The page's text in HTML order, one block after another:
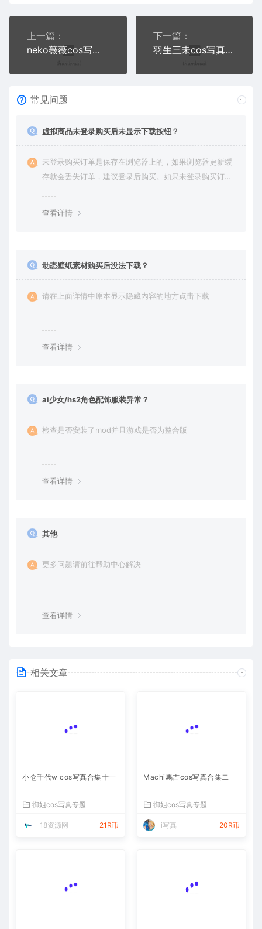
上一篇：
neko薇薇cos写真合集一
下一篇：
羽生三未cos写真合集三
常见问题
虚拟商品未登录购买后未显示下载按钮？
未登录购买订单是保存在浏览器上的，如果浏览器更新缓
存就会丢失订单，建议登录后购买。如果未登录购买订单
查看详情
动态壁纸素材购买后没法下载？
请在上面详情中原本显示隐藏内容的地方点击下载
查看详情
ai少女/hs2角色配饰服装异常？
检查是否安装了mod并且游戏是否为整合版
查看详情
其他
更多问题请前往帮助中心解决
查看详情
相关文章
小仓千代w cos写真合集十一
御姐cos写真专题
18资源网 21R币
Machi馬吉cos写真合集二
御姐cos写真专题
i写真 20R币